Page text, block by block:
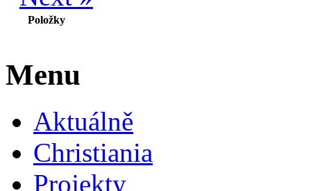
Položky
Menu
Aktuálně
Christiania
Projekty